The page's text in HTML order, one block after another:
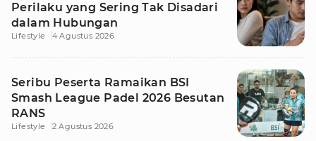
Perilaku yang Sering Tak Disadari
dalam Hubungan
Lifestyle 4 Agustus 2026
Seribu Peserta Ramaikan BSI
Smash League Padel 2026 Besutan
RANS
Lifestyle 2 Agustus 2026